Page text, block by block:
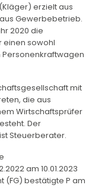
erzielt aus
Gewerbebetrieb.
2020 die
einen sowohl
mit
die aus
Wirtschaftsprüfer
Der
Steuerberater.
am 10.01.2023
(FG) bestätigte P am